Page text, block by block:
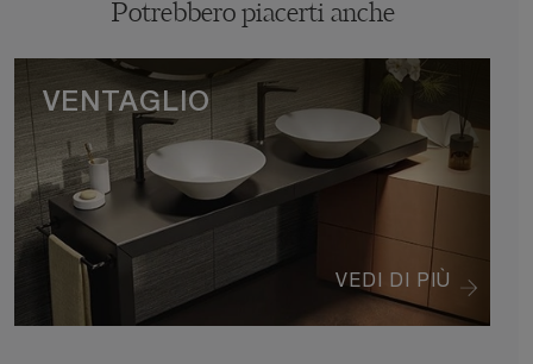
Potrebbero piacerti anche
VEDI DI PIÙ
VENTAGLIO